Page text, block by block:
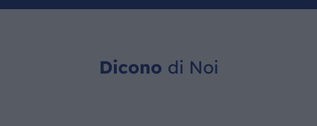
Dicono di Noi